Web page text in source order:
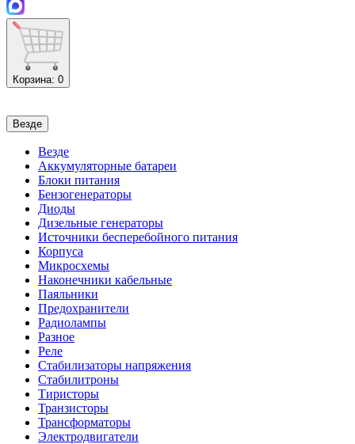
Корзина: 0
Везде
Везде
Аккумуляторные батареи
Блоки питания
Бензогенераторы
Диоды
Дизельные генераторы
Источники бесперебойного питания
Корпуса
Микросхемы
Наконечники кабельные
Паяльники
Предохранители
Радиолампы
Разное
Реле
Стабилизаторы напряжения
Стабилитроны
Тиристоры
Транзисторы
Трансформаторы
Электродвигатели